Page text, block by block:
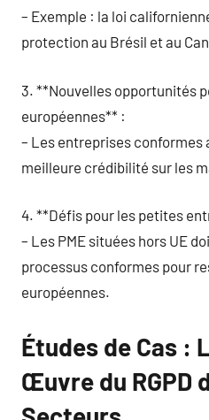
– Exemple : la loi
protection au Brésil et au
3. **Nouvelles opportunités
européennes** :
– Les entreprises conformes
meilleure crédibilité sur les
4. **Défis pour les petites
– Les PME situées hors UE
processus conformes pour
européennes.
Études de Cas :
Œuvre du RGPD